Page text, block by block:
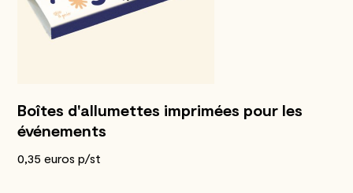
Boîtes d'allumettes imprimées pour les
événements
0,35 euros p/st